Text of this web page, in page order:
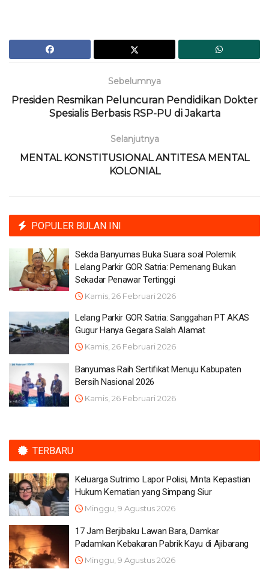
Sebelumnya
Presiden Resmikan Peluncuran Pendidikan Dokter
Spesialis Berbasis RSP-PU di Jakarta
Selanjutnya
MENTAL KONSTITUSIONAL ANTITESA MENTAL
KOLONIAL
POPULER BULAN INI
Sekda Banyumas Buka Suara soal Polemik
Lelang Parkir GOR Satria: Pemenang Bukan
Sekadar Penawar Tertinggi
Kamis, 26 Februari 2026
Lelang Parkir GOR Satria: Sanggahan PT AKAS
Gugur Hanya Gegara Salah Alamat
Kamis, 26 Februari 2026
Banyumas Raih Sertifikat Menuju Kabupaten
Bersih Nasional 2026
Kamis, 26 Februari 2026
TERBARU
Keluarga Sutrimo Lapor Polisi, Minta Kepastian
Hukum Kematian yang Simpang Siur
Minggu, 9 Agustus 2026
17 Jam Berjibaku Lawan Bara, Damkar
Padamkan Kebakaran Pabrik Kayu di Ajibarang
Minggu, 9 Agustus 2026